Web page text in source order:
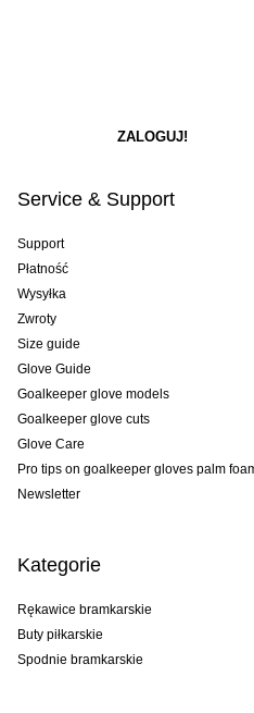
Service & Support
Support
Płatność
Wysyłka
Zwroty
Size guide
Glove Guide
Goalkeeper glove models
Goalkeeper glove cuts
Glove Care
Pro tips on goalkeeper gloves palm
Newsletter
Kategorie
Rękawice bramkarskie
Buty piłkarskie
Spodnie bramkarskie